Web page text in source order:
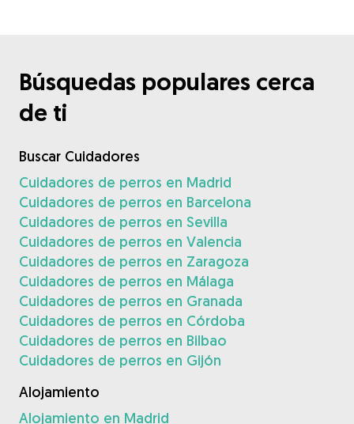
Búsquedas populares cerca
de ti
Buscar Cuidadores
Cuidadores de perros en Madrid
Cuidadores de perros en Barcelona
Cuidadores de perros en Sevilla
Cuidadores de perros en Valencia
Cuidadores de perros en Zaragoza
Cuidadores de perros en Málaga
Cuidadores de perros en Granada
Cuidadores de perros en Córdoba
Cuidadores de perros en Bilbao
Cuidadores de perros en Gijón
Alojamiento
Alojamiento en Madrid